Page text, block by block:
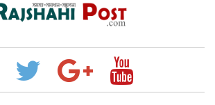
ফল প্রকাশ ও পুরস্কার বিতরণ
শিক্ষার্থী শাখাওয়াত পেলেন স্টার